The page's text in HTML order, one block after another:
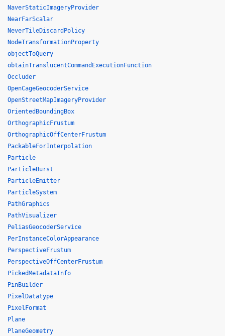
NaverStaticImageryProvider
NearFarScalar
NeverTileDiscardPolicy
NodeTransformationProperty
objectToQuery
obtainTranslucentCommandExecutionFunction
Occluder
OpenCageGeocoderService
OpenStreetMapImageryProvider
OrientedBoundingBox
OrthographicFrustum
OrthographicOffCenterFrustum
PackableForInterpolation
Particle
ParticleBurst
ParticleEmitter
ParticleSystem
PathGraphics
PathVisualizer
PeliasGeocoderService
PerInstanceColorAppearance
PerspectiveFrustum
PerspectiveOffCenterFrustum
PickedMetadataInfo
PinBuilder
PixelDatatype
PixelFormat
Plane
PlaneGeometry